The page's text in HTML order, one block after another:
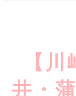
【
井・